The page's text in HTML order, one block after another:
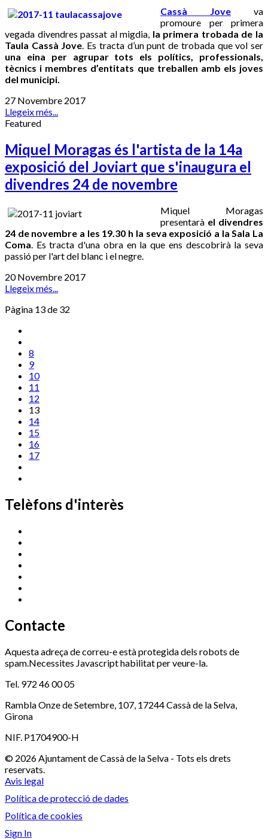
Cassà Jove va
promoure per primera
vegada divendres passat al migdia, la primera trobada de la
Taula Cassà Jove. Es tracta d’un punt de trobada que vol ser
una eina per agrupar tots els polítics, professionals,
tècnics i membres d’entitats que treballen amb els joves
del municipi.
27 Novembre 2017
Llegeix més...
Featured
Miquel Moragas és l'artista de la 14a
exposició del Joviart que s'inaugura el
divendres 24 de novembre
Miquel Moragas
presentarà el divendres
24 de novembre a les 19.30 h la seva exposició a la Sala La
Coma. Es tracta d'una obra en la que ens descobrirà la seva
passió per l'art del blanc i el negre.
20 Novembre 2017
Llegeix més...
Pàgina 13 de 32
8
9
10
11
12
13
14
15
16
17
Telèfons d'interès
Contacte
Aquesta adreça de correu-e està protegida dels robots de
spam.Necessites Javascript habilitat per veure-la.
Tel. 972 46 00 05
Rambla Onze de Setembre, 107, 17244 Cassà de la Selva,
Girona
NIF. P1704900-H
© 2026 Ajuntament de Cassà de la Selva - Tots els drets
reservats.
Avis legal
Política de protecció de dades
Política de cookies
Sign In